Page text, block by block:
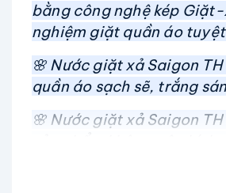
bằng công nghệ kép
nghiệm giặt quần áo
🌸 Nước giặt xả Saigon
quần áo sạch sẽ, trắng
🌸 Nước giặt xả Saigon
nước giặt xả Saigon TH